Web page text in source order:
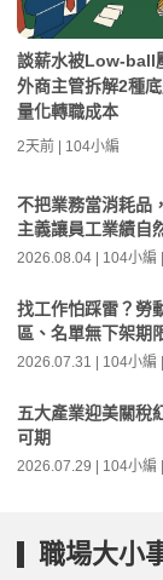
談薪水被Low-ball
外商主管拆解2種底
量化轉職成本
2天前 | 104小編
不把業務當消耗品
主義讓員工業績自
2026.08.04 | 104小編
找工作怕踩雷？勞
區、名單無下架期
2026.07.31 | 104小編
五大產業迎美關稅
可期
2026.07.29 | 104小編
職場大小